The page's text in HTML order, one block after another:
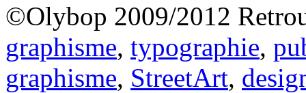
©Olybop 2009/2012
graphisme, typographie,
graphisme, StreetArt,